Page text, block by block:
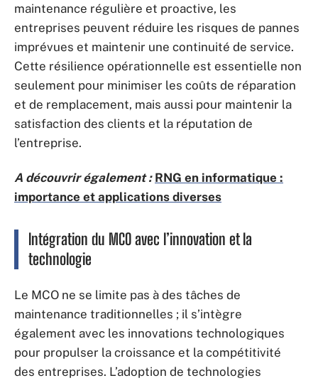
maintenance régulière et proactive, les
entreprises peuvent réduire les risques de pannes
imprévues et maintenir une continuité de service.
Cette résilience opérationnelle est essentielle non
seulement pour minimiser les coûts de réparation
et de remplacement, mais aussi pour maintenir la
satisfaction des clients et la réputation de
l’entreprise.
A découvrir également : RNG en informatique :
importance et applications diverses
Intégration du MCO avec l’innovation et la
technologie
Le MCO ne se limite pas à des tâches de
maintenance traditionnelles ; il s’intègre
également avec les innovations technologiques
pour propulser la croissance et la compétitivité
des entreprises. L’adoption de technologies